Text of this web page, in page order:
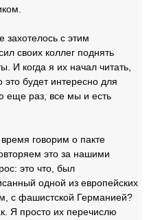
с этим
своих коллег поднять
И когда я их начал читать,
это будет интересно для
еще раз, все мы и есть
говорим о пакте
это за нашими
это что, был
одной из европейских
с фашистской Германией?
Я просто их перечислю